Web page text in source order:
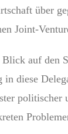
über
Joint-
auf den
diese
politischer